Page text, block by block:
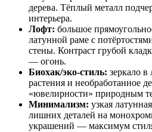
дерева. Тёплый металл
интерьера.
Лофт: большое
латунной раме с
стены. Контраст грубой
— огонь.
Биохак/эко-стиль: зеркало
растения и необработанное
«ювелирности» природным
Минимализм: узкая
лишних деталей на
украшений — максимум